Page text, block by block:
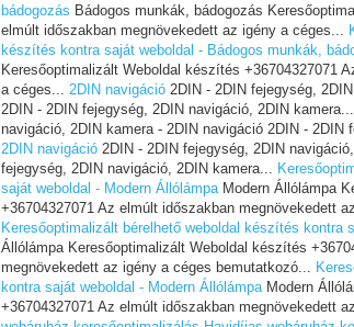
bádogozás Bádogos munkák, bádogozás
elmúlt időszakban megnövekedett az igény a céges...
készítés kontra saját weboldal - Bádogos munkák,
Keresőoptimalizált Weboldal készítés +36704327071
a céges... 2DIN navigáció 2DIN - 2DIN fejegység,
2DIN - 2DIN fejegység, 2DIN navigáció, 2DIN kamera...
navigáció, 2DIN kamera - 2DIN navigáció 2DIN -
2DIN navigáció 2DIN - 2DIN fejegység, 2DIN
fejegység, 2DIN navigáció, 2DIN kamera...
saját weboldal - Modern ÁllólámpaModern Állólámpa
+36704327071 Az elmúlt időszakban megnövekedett
Keresőoptimalizált bérelhető weboldal készítés kontra
Állólámpa Keresőoptimalizált Weboldal készítés
megnövekedett az igény a céges bemutatkozó...
kontra saját weboldal - Modern ÁllólámpaModern
+36704327071 Az elmúlt időszakban megnövekedett